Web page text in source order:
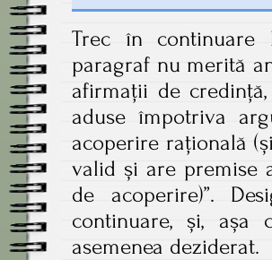
Trec în continuare
paragraf nu merită
afirmații de
aduse împotriva
acoperire rațională
valid și are premise
de acoperire)”.
continuare, și,
asemenea deziderat.